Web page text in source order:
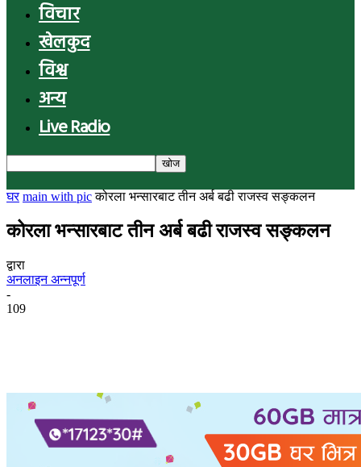
विचार
खेलकुद
विश्व
अन्य
Live Radio
घर main with pic कोरला भन्सारबाट तीन अर्ब बढी राजस्व सङ्कलन
कोरला भन्सारबाट तीन अर्ब बढी राजस्व सङ्कलन
द्वारा
अनलाइन अन्नपूर्ण
-
109